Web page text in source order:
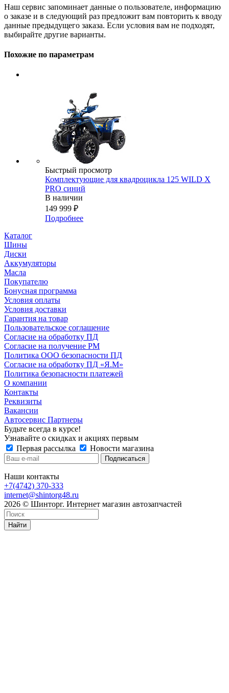
Наш сервис запоминает данные о пользователе, информацию
о заказе и в следующий раз предложит вам повторить к вводу
данные предыдущего заказа. Если условия вам не подходят,
выбирайте другие варианты.
Похожие по параметрам
Быстрый просмотр
Комплектующие для квадроцикла 125 WILD X
PRO синий
В наличии
149 999 ₽
Подробнее
Каталог
Шины
Диски
Аккумуляторы
Масла
Покупателю
Бонусная программа
Условия оплаты
Условия доставки
Гарантия на товар
Пользовательское соглашение
Согласие на обработку ПД
Согласие на получение РМ
Политика ООО безопасности ПД
Согласие на обработку ПД «Я.М»
Политика безопасности платежей
О компании
Контакты
Реквизиты
Вакансии
Автосервис Партнеры
Будьте всегда в курсе!
Узнавайте о скидках и акциях первым
Первая рассылка
Новости магазина
Наши контакты
+7(4742) 370-333
internet@shintorg48.ru
2026 © Шинторг. Интернет магазин автозапчастей
Найти